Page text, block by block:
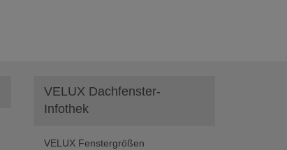
VELUX Dachfenster-
Infothek
VELUX Fenstergrößen